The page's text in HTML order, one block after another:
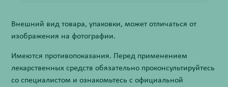
Внешний вид товара, упаковки, может отличаться от
изображения на фотографии.
Имеются противопоказания. Перед применением
лекарственных средств обязательно проконсультируйтесь
со специалистом и ознакомьтесь с официальной